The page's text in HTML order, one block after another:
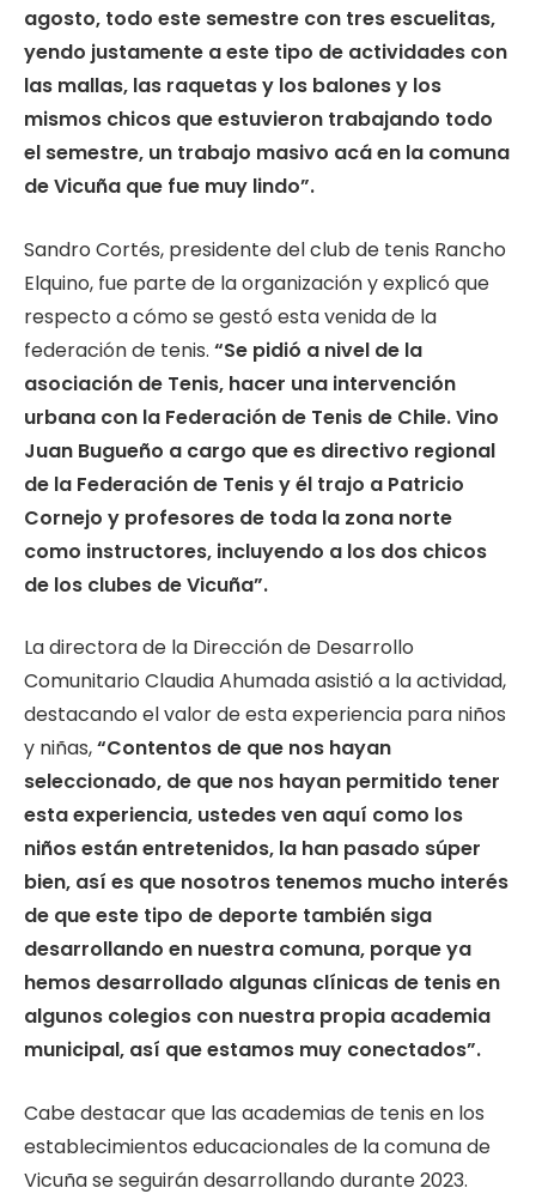
agosto, todo este semestre con tres escuelitas,
yendo justamente a este tipo de actividades con
las mallas, las raquetas y los balones y los
mismos chicos que estuvieron trabajando todo
el semestre, un trabajo masivo acá en la comuna
de Vicuña que fue muy lindo”.
Sandro Cortés, presidente del club de tenis Rancho
Elquino, fue parte de la organización y explicó que
respecto a cómo se gestó esta venida de la
federación de tenis. “Se pidió a nivel de la
asociación de Tenis, hacer una intervención
urbana con la Federación de Tenis de Chile. Vino
Juan Bugueño a cargo que es directivo regional
de la Federación de Tenis y él trajo a Patricio
Cornejo y profesores de toda la zona norte
como instructores, incluyendo a los dos chicos
de los clubes de Vicuña”.
La directora de la Dirección de Desarrollo
Comunitario Claudia Ahumada asistió a la actividad,
destacando el valor de esta experiencia para niños
y niñas,“Contentos de que nos hayan
seleccionado, de que nos hayan permitido tener
esta experiencia, ustedes ven aquí como los
niños están entretenidos, la han pasado súper
bien, así es que nosotros tenemos mucho interés
de que este tipo de deporte también siga
desarrollando en nuestra comuna, porque ya
hemos desarrollado algunas clínicas de tenis en
algunos colegios con nuestra propia academia
municipal, así que estamos muy conectados”.
Cabe destacar que las academias de tenis en los
establecimientos educacionales de la comuna de
Vicuña se seguirán desarrollando durante 2023.